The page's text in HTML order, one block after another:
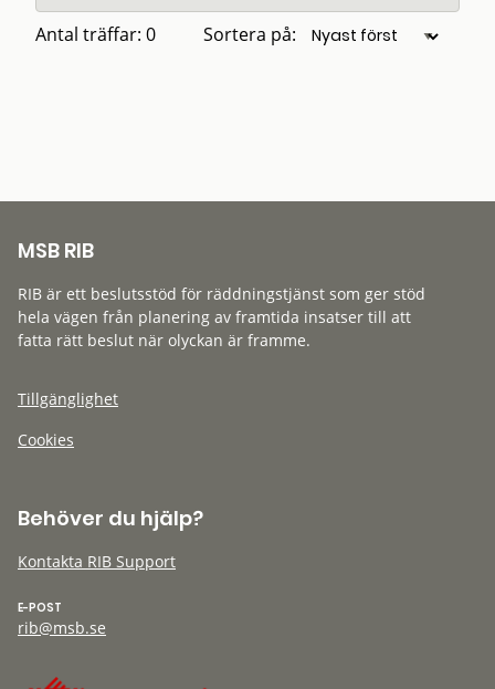
Antal träffar: 0 Sortera på:
MSB RIB
RIB är ett beslutsstöd för räddningstjänst som ger stöd
hela vägen från planering av framtida insatser till att
fatta rätt beslut när olyckan är framme.
Tillgänglighet
Cookies
Behöver du hjälp?
Kontakta RIB Support
E-POST
rib@msb.se